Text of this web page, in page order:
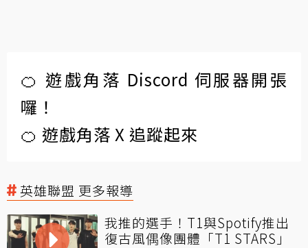
🍊 遊戲角落 Discord 伺服器開張
囉！
🍊 遊戲角落 X 追蹤起來
英雄聯盟 更多報導
我推的選手！T1與Spotify推出
復古風偶像團體「T1 STARS」